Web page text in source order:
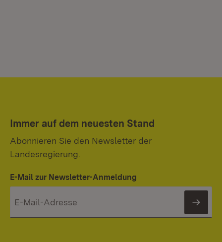
Immer auf dem neuesten Stand
Abonnieren Sie den Newsletter der
Landesregierung.
E-Mail zur Newsletter-Anmeldung